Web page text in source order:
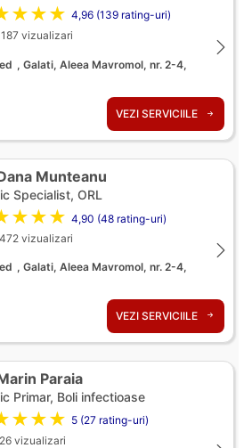
4,96 (139 rating-uri)
vizualizari
, Galati, Aleea Mavromol, nr. 2-4,
VEZI SERVICIILE
Munteanu
Specialist, ORL
4,90 (48 rating-uri)
vizualizari
, Galati, Aleea Mavromol, nr. 2-4,
VEZI SERVICIILE
Paraia
Primar, Boli infectioase
5 (27 rating-uri)
vizualizari